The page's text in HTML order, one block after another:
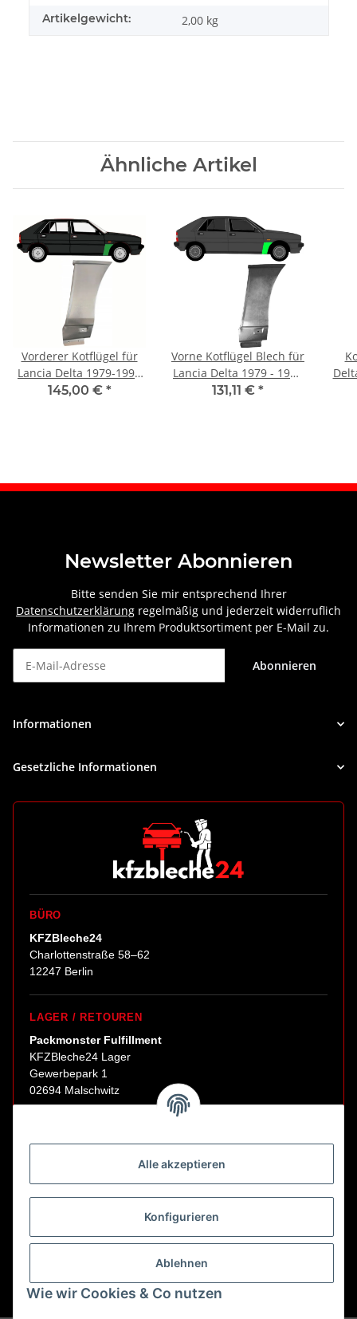
Alle akzeptieren
Konfigurieren
Ablehnen
Wie wir Cookies & Co nutzen
Artikelgewicht: 2,00 kg
Ähnliche Artikel
Vorderer Kotflügel für
Lancia Delta 1979-1993
rechts
145,00 € *
Vorne Kotflügel Blech für
Lancia Delta 1979 - 1993
rechts
131,11 € *
Newsletter Abonnieren
Bitte senden Sie mir entsprechend Ihrer
Datenschutzerklärung regelmäßig und jederzeit widerruflich
Informationen zu Ihrem Produktsortiment per E-Mail zu.
Abonnieren
Informationen
Gesetzliche Informationen
BÜRO
KFZBleche24
Charlottenstraße 58–62
12247 Berlin
LAGER / RETOUREN
Packmonster Fulfillment
KFZBleche24 Lager
Gewerbepark 1
02694 Malschwitz
Abholungen nur nach Terminvereinbarung.
E-Mail:sales@kfzbleche24.de
Vertrag widerrufen
* Alle Preise inkl. gesetzlicher USt., zzgl.Versand